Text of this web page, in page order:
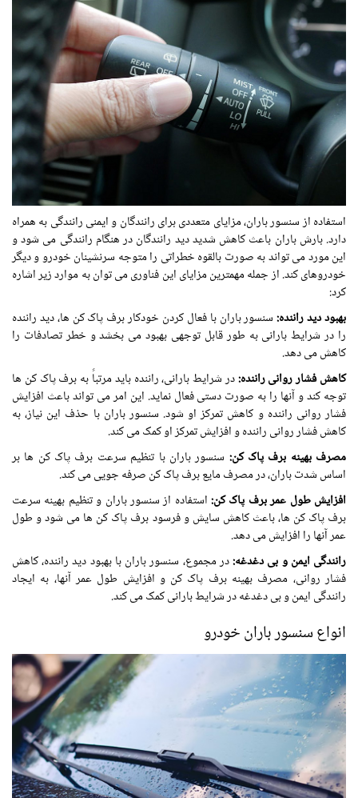
استفاده از سنسور باران، مزایای متعددی برای رانندگان و ایمنی رانندگی به همراه
دارد. بارش باران باعث کاهش شدید دید رانندگان در هنگام رانندگی می شود و
این مورد می تواند به صورت بالقوه خطراتی را متوجه سرنشینان خودرو و دیگر
خودروهای کند. از جمله مهمترین مزایای این فناوری می توان به موارد زیر اشاره
کرد:
بهبود دید راننده:سنسور باران با فعال کردن خودکار برف پاک کن ها، دید راننده
را در شرایط بارانی به طور قابل توجهی بهبود می بخشد و خطر تصادفات را
کاهش می دهد.
کاهش فشار روانی راننده:در شرایط بارانی، راننده باید مرتباً به برف پاک کن ها
توجه کند و آنها را به صورت دستی فعال نماید. این امر می تواند باعث افزایش
فشار روانی راننده و کاهش تمرکز او شود. سنسور باران با حذف این نیاز، به
کاهش فشار روانی راننده و افزایش تمرکز او کمک می کند.
مصرف بهینه برف پاک کن: سنسور باران با تنظیم سرعت برف پاک کن ها بر
اساس شدت باران، در مصرف مایع برف پاک کن صرفه جویی می کند.
افزایش طول عمر برف پاک کن:استفاده از سنسور باران و تنظیم بهینه سرعت
برف پاک کن ها، باعث کاهش سایش و فرسود برف پاک کن ها می شود و طول
عمر آنها را افزایش می دهد.
رانندگی ایمن و بی دغدغه:در مجموع، سنسور باران با بهبود دید راننده، کاهش
فشار روانی، مصرف بهینه برف پاک کن و افزایش طول عمر آنها، به ایجاد
رانندگی ایمن و بی دغدغه در شرایط بارانی کمک می کند.
انواع سنسور باران خودرو